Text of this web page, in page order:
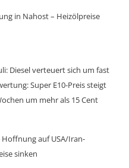
in Nahost – Heizölpreise
Diesel verteuert sich um fast
Super E10-Preis steigt
um mehr als 15 Cent
auf USA/Iran-
sinken